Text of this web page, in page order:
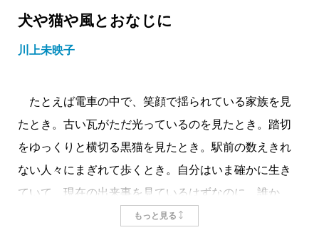
犬や猫や風とおなじに
川上未映子
たとえば電車の中で、笑顔で揺られている家族を見
たとき。古い瓦がただ光っているのを見たとき。踏切
をゆっくりと横切る黒猫を見たとき。駅前の数えきれ
ない人々にまぎれて歩くとき。自分はいま確かに生き
ていて、現在の出来事を見ているはずなのに、誰か
の、何かの記憶の中にいるように感じることがある。
もっと見る